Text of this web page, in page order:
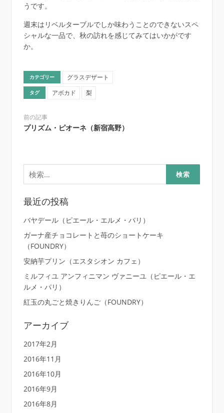
うです。
週末はリベルターブルでしか味わうことのできないスペ
シャルな一品で、秋の訪れを感じてみてはいかがです
か。
カテゴリー グラスデザート
タグ アボカド 梨
前の記事
プリズム・ピオーネ（新宿高野）
検
索:
最近の投稿
バヤデール（ピエール・エルメ・パリ）
ガーナ産チョコレートと苺のショートケーキ
（FOUNDRY）
安納芋プリン（エスタシオン カフェ）
ミルフィユ アンフィニマン ヴァニーユ（ピエール・エ
ルメ・パリ）
紅玉の丸ごと焼きりんご（FOUNDRY）
アーカイブ
2017年2月
2016年11月
2016年10月
2016年9月
2016年8月